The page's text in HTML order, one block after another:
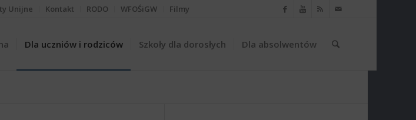
Unijne Kontakt RODO WFOŚiGW Filmy
Dla uczniów i rodziców Szkoły dla dorosłych Dla absolwentów